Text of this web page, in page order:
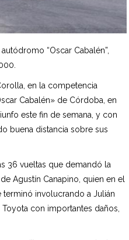
“Oscar Cabalén”,
en la competencia
Cabalén» de Córdoba, en
este fin de semana, y con
buena distancia sobre sus
36 vueltas que demandó la
Agustín Canapino, quien en el
involucrando a Julián
con importantes daños,